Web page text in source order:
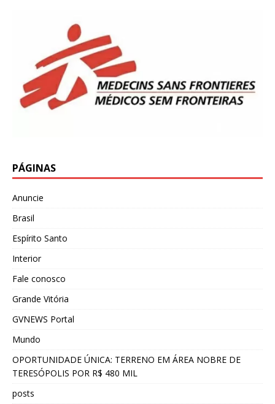
PÁGINAS
Anuncie
Brasil
Espírito Santo
Interior
Fale conosco
Grande Vitória
GVNEWS Portal
Mundo
OPORTUNIDADE ÚNICA: TERRENO EM ÁREA NOBRE DE
TERESÓPOLIS POR R$ 480 MIL
posts